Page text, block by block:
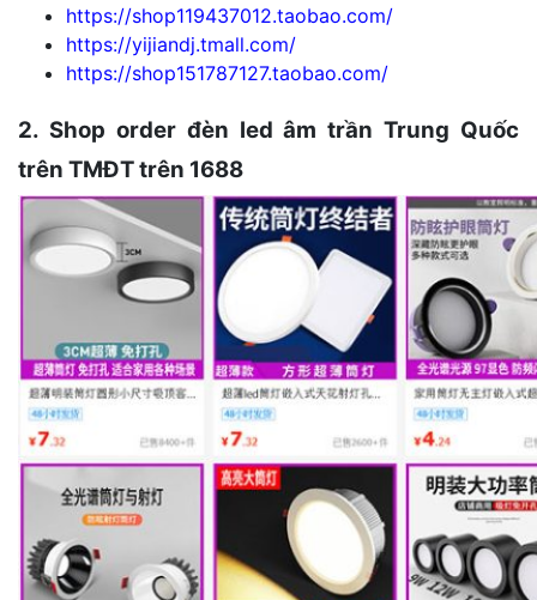
https://shop119437012.taobao.com/
https://yijiandj.tmall.com/
https://shop151787127.taobao.com/
2. Shop order đèn led âm trần Trung Quốc
trên TMĐT trên 1688